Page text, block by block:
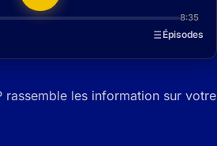
8:35
Épisodes
rassemble les information sur votre